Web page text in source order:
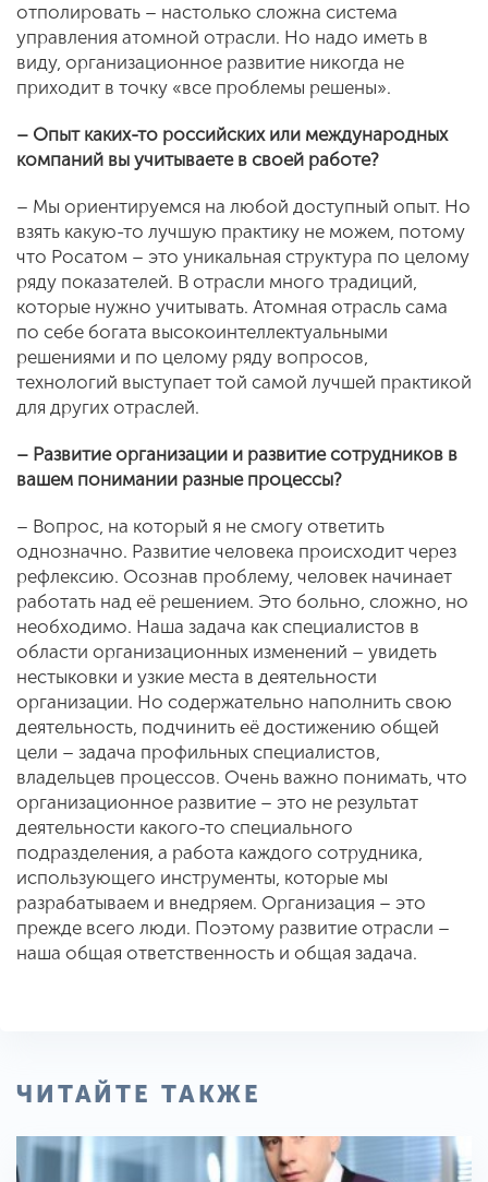
отполировать – настолько сложна система
управления атомной отрасли. Но надо иметь в
виду, организационное развитие никогда не
приходит в точку «все проблемы решены».
– Опыт каких-то российских или международных
компаний вы учитываете в своей работе?
– Мы ориентируемся на любой доступный опыт. Но
взять какую-то лучшую практику не можем, потому
что Росатом – это уникальная структура по целому
ряду показателей. В отрасли много традиций,
которые нужно учитывать. Атомная отрасль сама
по себе богата высокоинтеллектуальными
решениями и по целому ряду вопросов,
технологий выступает той самой лучшей практикой
для других отраслей.
– Развитие организации и развитие сотрудников в
вашем понимании разные процессы?
– Вопрос, на который я не смогу ответить
однозначно. Развитие человека происходит через
рефлексию. Осознав проблему, человек начинает
работать над её решением. Это больно, сложно, но
необходимо. Наша задача как специалистов в
области организационных изменений – увидеть
нестыковки и узкие места в деятельности
организации. Но содержательно наполнить свою
деятельность, подчинить её достижению общей
цели – задача профильных специалистов,
владельцев процессов. Очень важно понимать, что
организационное развитие – это не результат
деятельности какого-то специального
подразделения, а работа каждого сотрудника,
использующего инструменты, которые мы
разрабатываем и внедряем. Организация – это
прежде всего люди. Поэтому развитие отрасли –
наша общая ответственность и общая задача.
ЧИТАЙТЕ ТАКЖЕ